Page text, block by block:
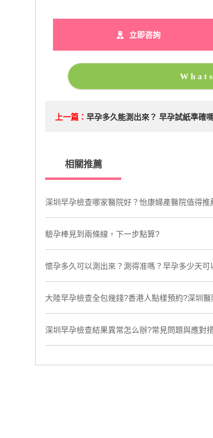
立即咨詢
上一篇：早孕多久能測出來？ 早孕試紙準確
相關推薦
深圳早孕檢查哪家醫院好？怡康婦產醫院值得推
驗孕棒見到兩條線，下一步點算?
懷孕多久可以測出來？測得准嗎？早孕多少天可
大陸早孕檢查全包幾錢?香港人點樣預約?深圳
深圳早孕檢查結果異常怎么辦?常見問題與應對